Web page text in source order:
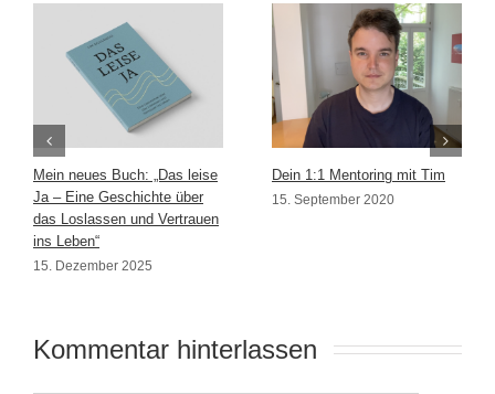
Mein neues Buch: „Das leise
Ja – Eine Geschichte über
das Loslassen und Vertrauen
ins Leben“
15. Dezember 2025
Dein 1:1 Mentoring mit Tim
15. September 2020
Kommentar hinterlassen